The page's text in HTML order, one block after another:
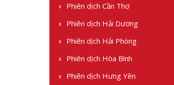
Phiên dịch Cần Thơ
Phiên dịch Hải Dương
Phiên dịch Hải Phòng
Phiên dịch Hòa Bình
Phiên dịch Hưng Yên